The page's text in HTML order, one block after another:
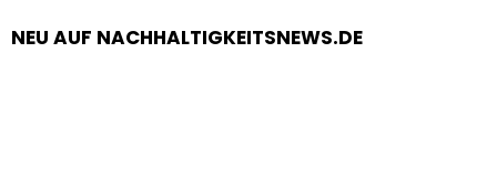
NEU AUF NACHHALTIGKEITSNEWS.DE